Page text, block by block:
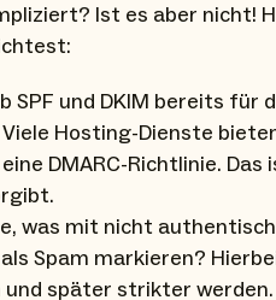
Ist es aber nicht!
SPF und DKIM bereits
Hosting-Dienste
DMARC-Richtlinie.
was mit nicht
Spam markieren?
und später strikter werden.